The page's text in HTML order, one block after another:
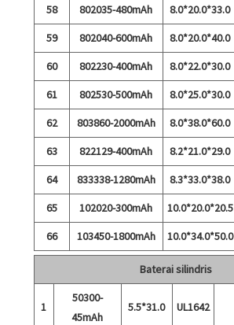
58
802035-480mAh 8.0*20.0*33.0
59
802040-600mAh 8.0*20.0*40.0
60
802230-400mAh 8.0*22.0*30.0
61
802530-500mAh 8.0*25.0*30.0
62
803860-2000mAh 8.0*38.0*60.0
63
822129-400mAh 8.2*21.0*29.0
64
833338-1280mAh 8.3*33.0*38.0
65
102020-300mAh 10.0*20.0*20.5
66
103450-1800mAh 10.0*34.0*50.0
Baterai silindris
1
50300-
45mAh
5.5*31.0 UL1642